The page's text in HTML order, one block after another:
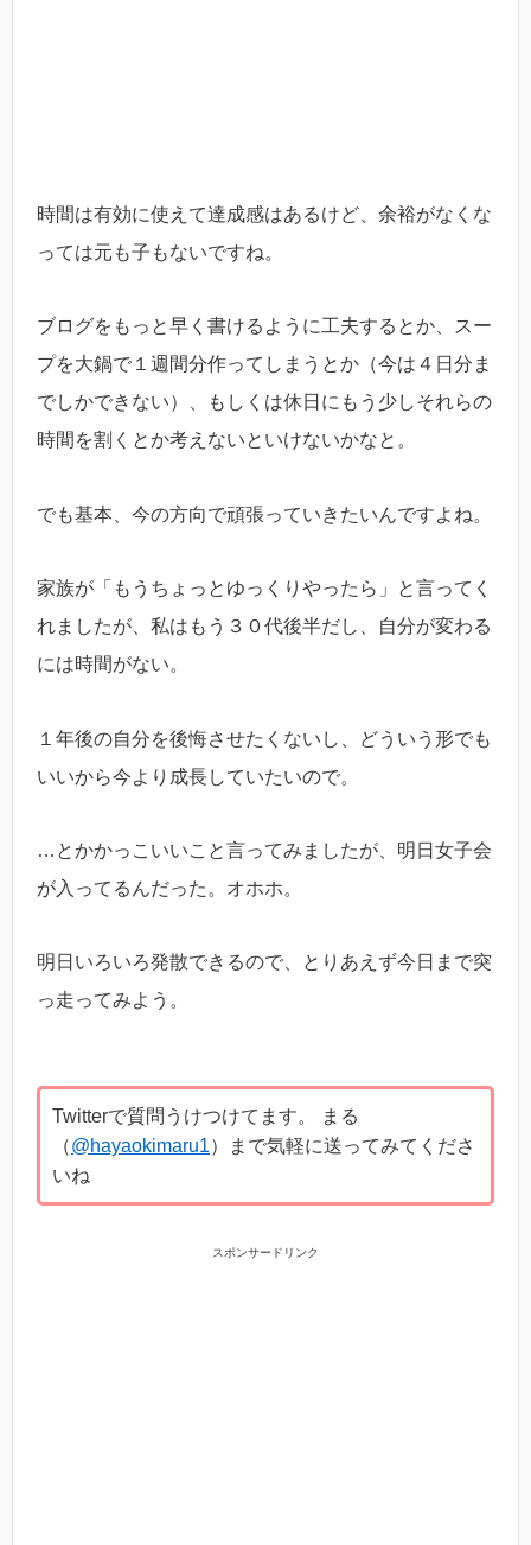
時間は有効に使えて達成感はあるけど、余裕がなくな
っては元も子もないですね。
ブログをもっと早く書けるように工夫するとか、スー
プを大鍋で１週間分作ってしまうとか（今は４日分ま
でしかできない）、もしくは休日にもう少しそれらの
時間を割くとか考えないといけないかなと。
でも基本、今の方向で頑張っていきたいんですよね。
家族が「もうちょっとゆっくりやったら」と言ってく
れましたが、私はもう３０代後半だし、自分が変わる
には時間がない。
１年後の自分を後悔させたくないし、どういう形でも
いいから今より成長していたいので。
…とかかっこいいこと言ってみましたが、明日女子会
が入ってるんだった。オホホ。
明日いろいろ発散できるので、とりあえず今日まで突
っ走ってみよう。
Twitterで質問うけつけてます。 まる
（@hayaokimaru1）まで気軽に送ってみてくださ
いね
スポンサードリンク